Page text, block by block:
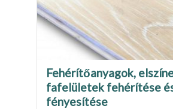
Fehérítőanyagok,
fafelületek fehérítése
fényesítése